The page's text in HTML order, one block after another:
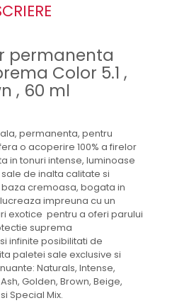
permanenta
Color 5.1 ,
, 60 ml
permanenta, pentru
o acoperire 100% a firelor
in tonuri intense, luminoase
de inalta calitate si
cremoasa, bogata in
impreuna cu un
exotice pentru a oferi parului
suprema
infinite posibilitati de
paletei sale exclusive si
Naturals, Intense,
Golden, Brown, Beige,
Special Mix.